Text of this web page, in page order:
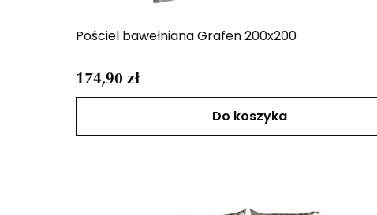
Pościel bawełniana Grafen 200x200
174,90 zł
Do koszyka